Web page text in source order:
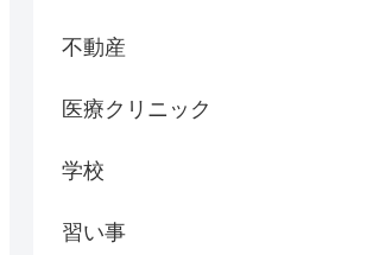
不動産
医療クリニック
学校
習い事